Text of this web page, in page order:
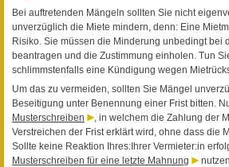
Bei auftretenden Mängeln sollten Sie nicht
unverzüglich die Miete mindern, denn: Eine
Risiko. Sie müssen die Minderung unbedingt bei
beantragen und die Zustimmung einholen. Tun
schlimmstenfalls eine Kündigung wegen
Um das zu vermeiden, sollten Sie Mängel
Beseitigung unter Benennung einer Frist bitten.
Musterschreiben
, in welchem die Zahlung der
Verstreichen der Frist erklärt wird, ohne dass die
Sollte keine Reaktion Ihres:Ihrer Vermieter:in
Musterschreiben für eine letzte Mahnung